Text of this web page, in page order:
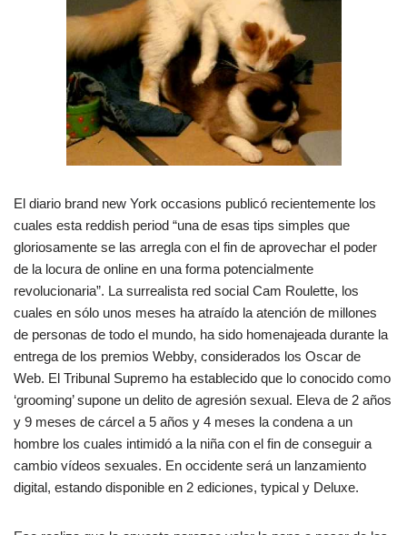
El diario brand new York occasions publicó recientemente los
cuales esta reddish period “una de esas tips simples que
gloriosamente se las arregla con el fin de aprovechar el poder
de la locura de online en una forma potencialmente
revolucionaria”. La surrealista red social Cam Roulette, los
cuales en sólo unos meses ha atraído la atención de millones
de personas de todo el mundo, ha sido homenajeada durante la
entrega de los premios Webby, considerados los Oscar de
Web. El Tribunal Supremo ha establecido que lo conocido como
‘grooming’ supone un delito de agresión sexual. Eleva de 2 años
y 9 meses de cárcel a 5 años y 4 meses la condena a un
hombre los cuales intimidó a la niña con el fin de conseguir a
cambio vídeos sexuales. En occidente será un lanzamiento
digital, estando disponible en 2 ediciones, typical y Deluxe.